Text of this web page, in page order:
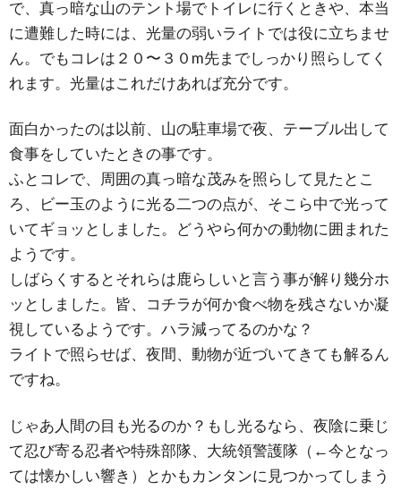
で、真っ暗な山のテント場でトイレに行くときや、本当
に遭難した時には、光量の弱いライトでは役に立ちませ
ん。でもコレは２０〜３０m先までしっかり照らしてく
れます。光量はこれだけあれば充分です。
面白かったのは以前、山の駐車場で夜、テーブル出して
食事をしていたときの事です。
ふとコレで、周囲の真っ暗な茂みを照らして見たとこ
ろ、ビー玉のように光る二つの点が、そこら中で光って
いてギョッとしました。どうやら何かの動物に囲まれた
ようです。
しばらくするとそれらは鹿らしいと言う事が解り幾分ホ
ッとしました。皆、コチラが何か食べ物を残さないか凝
視しているようです。ハラ減ってるのかな？
ライトで照らせば、夜間、動物が近づいてきても解るん
ですね。
じゃあ人間の目も光るのか？もし光るなら、夜陰に乗じ
て忍び寄る忍者や特殊部隊、大統領警護隊（←今となっ
ては懐かしい響き）とかもカンタンに見つかってしまう